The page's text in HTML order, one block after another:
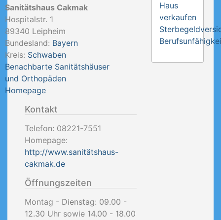
Sanitätshaus Cakmak
Hospitalstr. 1
89340 Leipheim
Bundesland: Bayern
Kreis: Schwaben
Benachbarte Sanitätshäuser
und Orthopäden
Homepage
Kontakt
Telefon: 08221-7551
Homepage:
http://www.sanitätshaus-
cakmak.de
Öffnungszeiten
Montag - Dienstag: 09.00 -
12.30 Uhr sowie 14.00 - 18.00
Haus
verkaufen